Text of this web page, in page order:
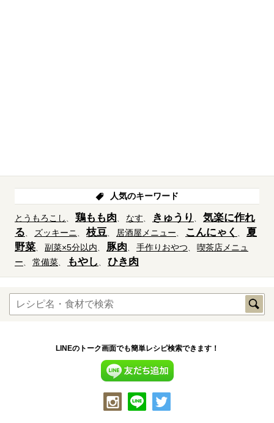
人気のキーワード
とうもろこし 鶏もも肉 なす きゅうり
気楽に作れ
る
ズッキーニ 枝豆 居酒屋メニュー こんにゃく
夏
野菜
副菜×5分以内 豚肉 手作りおやつ
喫茶店メニュ
ー
常備菜 もやし ひき肉
LINEのトーク画面でも簡単レシピ検索できます！